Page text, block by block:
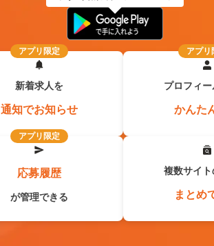
アプリ限定
新着求人を
通知でお知らせ
アプリ
プロフィ
かんた
アプリ限定
応募履歴
が管理できる
複数サイ
まとめ